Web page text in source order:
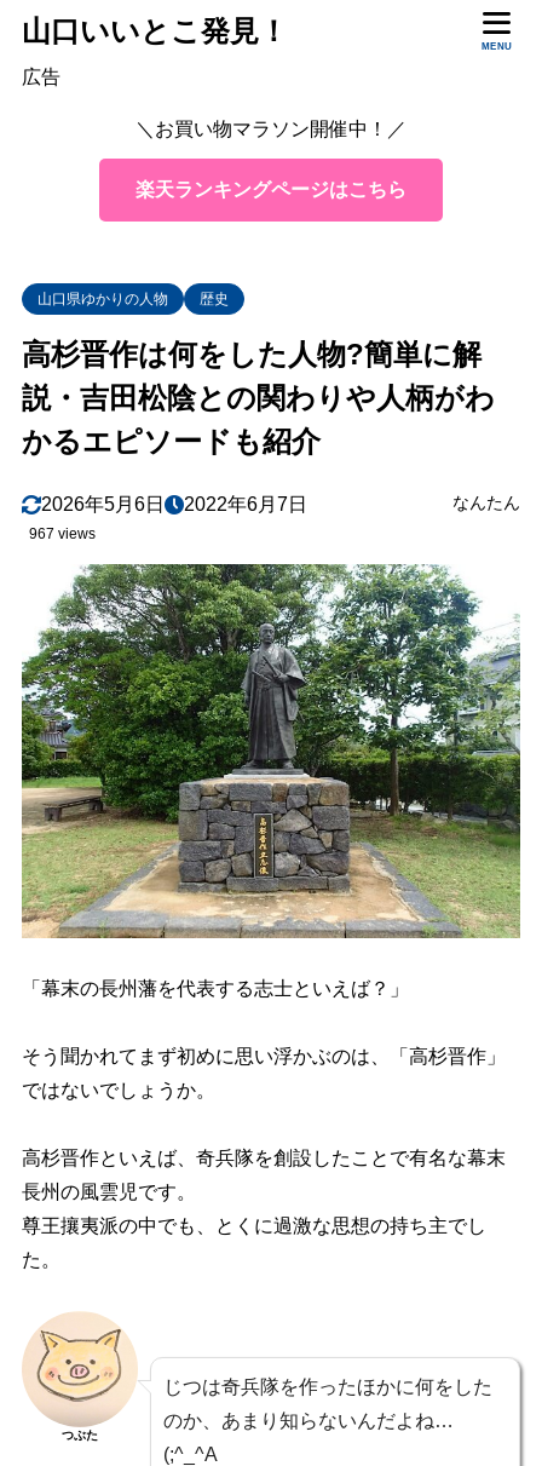
山口いいとこ発見！ MENU
広告
＼お買い物マラソン開催中！／
楽天ランキングページはこちら
山口県ゆかりの人物 歴史
高杉晋作は何をした人物?簡単に解
説・吉田松陰との関わりや人柄がわ
かるエピソードも紹介
2026年5月6日 2022年6月7日 なんたん
967 views
「幕末の長州藩を代表する志士といえば？」
そう聞かれてまず初めに思い浮かぶのは、「高杉晋作」
ではないでしょうか。
高杉晋作といえば、奇兵隊を創設したことで有名な幕末
長州の風雲児です。
尊王攘夷派の中でも、とくに過激な思想の持ち主でし
た。
つぶた
じつは奇兵隊を作ったほかに何をした
のか、あまり知らないんだよね…
(;^_^A
目次
高杉晋作の生涯を簡単に
生涯の師・吉田松陰との出会い
上海行きを経て激しい攘夷運動へ
1.4 晋作でなければ成し得なかった講和交渉
1.5 功山寺挙兵
2 吉田松陰と晋作、その関わり
2.1 松下村塾での松陰と晋作
3 晋作の人柄がわかるエピソード
3.1 負けん気が強い少年時代
3.2 顔は面長、身長は小柄
3.3 晋作と妻の夫婦関係
3.4 三味線を持ち歩く風流人
4 高杉晋作の生涯・年表
5 まとめ